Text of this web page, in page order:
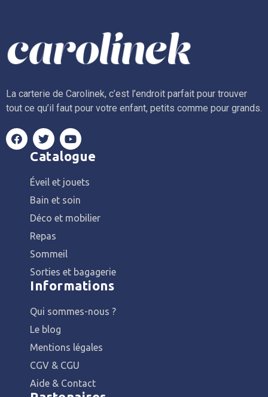
La carterie de Carolinek, c’est l’endroit parfait pour trouver
tout ce qu’il faut pour votre enfant, petits comme pour grands.
Catalogue
Éveil et jouets
Bain et soin
Déco et mobilier
Repas
Sommeil
Sorties et bagagerie
Informations
Qui sommes-nous ?
Le blog
Mentions légales
CGV & CGU
Aide & Contact